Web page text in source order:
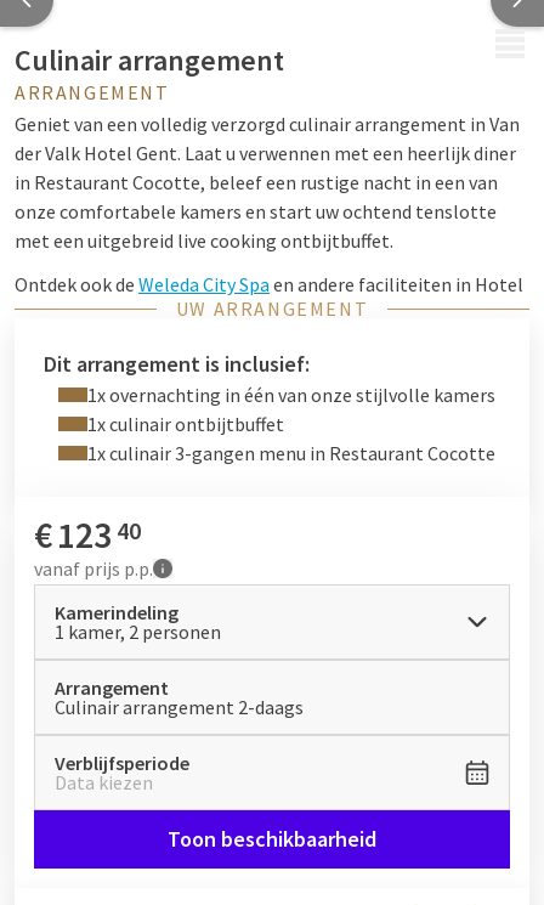
Culinair arrangement
ARRANGEMENT
Geniet van een volledig verzorgd culinair arrangement in Van
der Valk Hotel Gent. Laat u verwennen met een heerlijk diner
in Restaurant Cocotte, beleef een rustige nacht in een van
onze comfortabele kamers en start uw ochtend tenslotte
met een uitgebreid live cooking ontbijtbuffet.
Ontdek ook de Weleda City Spa en andere faciliteiten in Hotel
Gent voor een ontspannen verblijf of combineer uw verblijf
Dit arrangement is gebaseerd op de vanaf-prijs en is te boeken
op basis van beschikbaarheid!
UW ARRANGEMENT
Dit arrangement is inclusief:
1x overnachting in één van onze stijlvolle kamers
1x culinair ontbijtbuffet
1x culinair 3-gangen menu in Restaurant Cocotte
€123 40
vanaf prijs p.p.
Kamerindeling
1 kamer, 2 personen
Arrangement
Culinair arrangement 2-daags
Verblijfsperiode
Data kiezen
Toon beschikbaarheid